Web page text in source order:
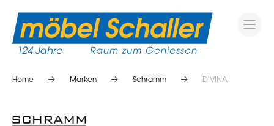
Home Marken Schramm DIVINA